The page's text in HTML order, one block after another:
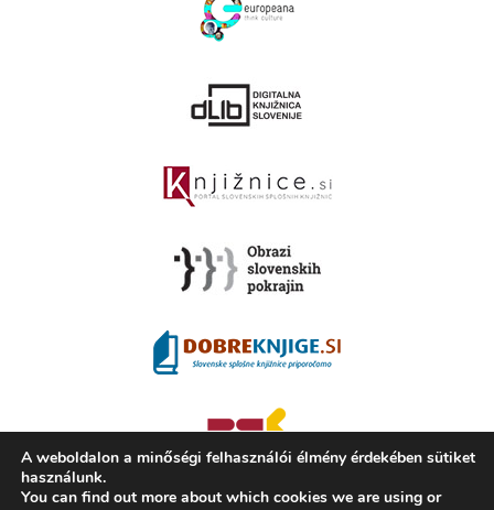
A weboldalon a minőségi felhasználói élmény érdekében sütiket
használunk.
You can find out more about which cookies we are using or